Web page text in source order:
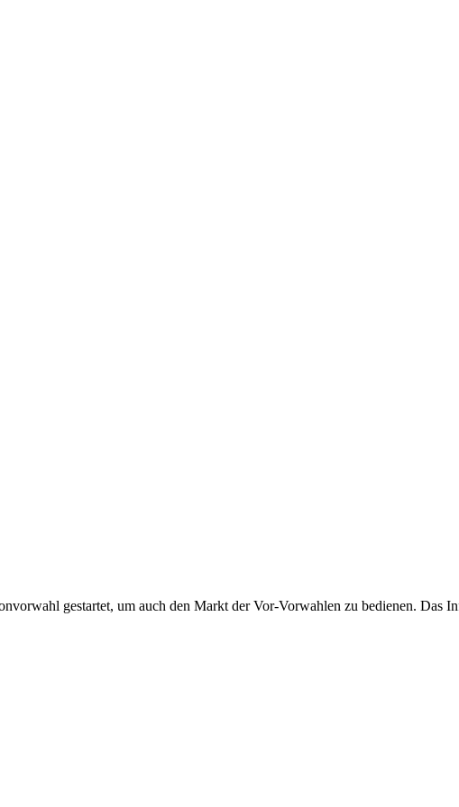
gestartet, um auch den Markt der Vor-Vorwahlen zu bedienen. Das